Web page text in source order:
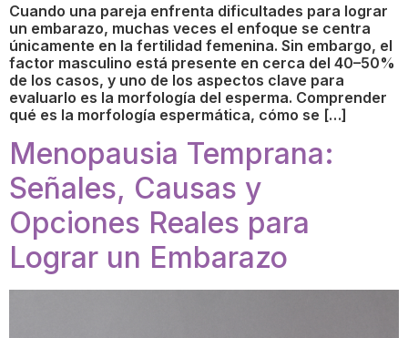
Cuando una pareja enfrenta dificultades para lograr
un embarazo, muchas veces el enfoque se centra
únicamente en la fertilidad femenina. Sin embargo, el
factor masculino está presente en cerca del 40–50%
de los casos, y uno de los aspectos clave para
evaluarlo es la morfología del esperma. Comprender
qué es la morfología espermática, cómo se […]
Menopausia Temprana:
Señales, Causas y
Opciones Reales para
Lograr un Embarazo